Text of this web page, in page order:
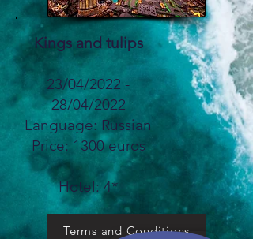
Kings and tulips
23/04/2022 -
28/04/2022
Language: Russian
Price: 1300 euros
Hotel: 4*
Terms and Conditions